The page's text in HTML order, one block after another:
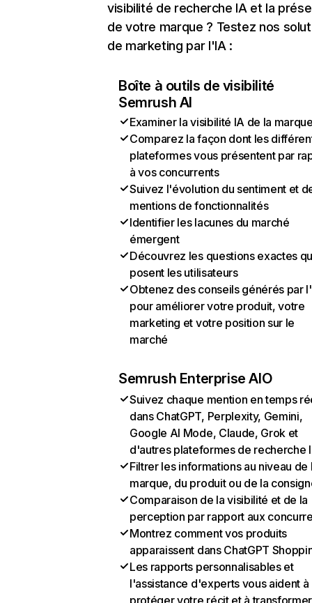
visibilité de recherche IA et la
de votre marque ? Testez nos
de marketing par l'IA :
Boîte à outils de visibilité
Semrush AI
Examiner la visibilité IA de la
Comparez la façon dont les
plateformes vous présentent par
à vos concurrents
Suivez l'évolution du sentiment et
mentions de fonctionnalités
Identifier les lacunes du marché
émergent
Découvrez les questions exactes
posent les utilisateurs
Obtenez des conseils générés par
pour améliorer votre produit, votre
marketing et votre position sur le
marché
Semrush Enterprise AIO
Suivez chaque mention en temps
dans ChatGPT, Perplexity, Gemini,
Google AI Mode, Claude, Grok et
d'autres plateformes de recherche
Filtrer les informations au niveau de
marque, du produit ou de la
Comparaison de la visibilité et de la
perception par rapport aux
Montrez comment vos produits
apparaissent dans ChatGPT
Les rapports personnalisables et
l'assistance d'experts vous aident à
protéger votre récit et à